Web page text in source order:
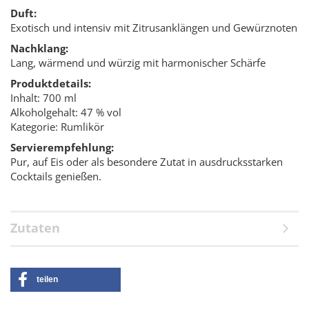
Duft:
Exotisch und intensiv mit Zitrusanklängen und Gewürznoten
Nachklang:
Lang, wärmend und würzig mit harmonischer Schärfe
Produktdetails:
Inhalt: 700 ml
Alkoholgehalt: 47 % vol
Kategorie: Rumlikör
Servierempfehlung:
Pur, auf Eis oder als besondere Zutat in ausdrucksstarken
Cocktails genießen.
Zutaten
teilen